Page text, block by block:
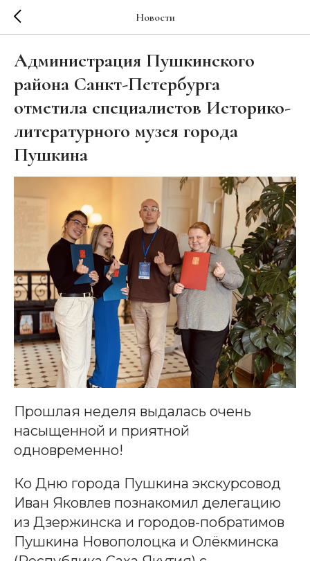
Новости
Администрация Пушкинского
района Санкт-Петербурга
отметила специалистов Историко-
литературного музея города
Пушкина
Прошлая неделя выдалась очень
насыщенной и приятной
одновременно!
Ко Дню города Пушкина экскурсовод
Иван Яковлев познакомил делегацию
из Дзержинска и городов-побратимов
Пушкина Новополоцка и Олёкминска